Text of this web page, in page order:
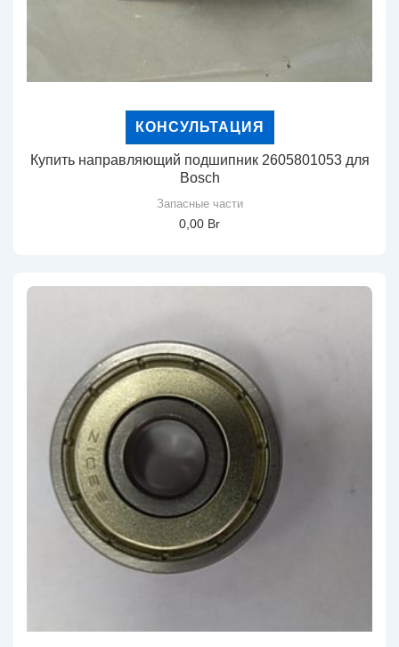
КОНСУЛЬТАЦИЯ
Купить направляющий подшипник 2605801053 для
Bosch
Запасные части
0,00 Br